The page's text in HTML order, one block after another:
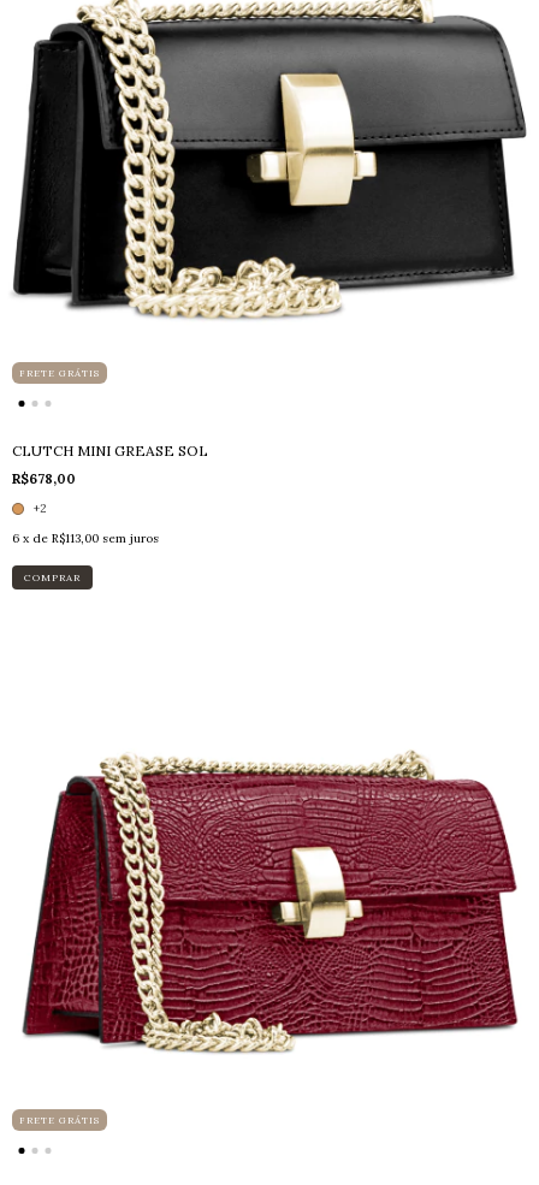
FRETE GRÁTIS
CLUTCH MINI GREASE SOL
R$678,00
+2
6 x de R$113,00 sem juros
COMPRAR
FRETE GRÁTIS